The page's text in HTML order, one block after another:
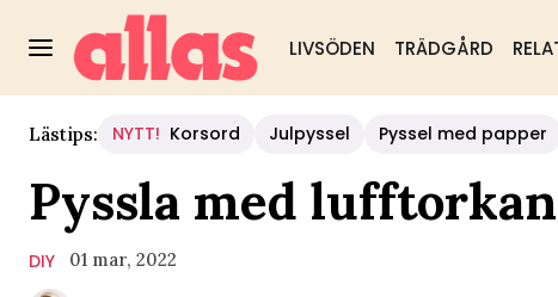
LIVSÖDEN TRÄDGÅRD
Lästips: NYTT! Korsord Julpyssel Pyssel med papper
Pyssla med
DIY 01 mar, 2022